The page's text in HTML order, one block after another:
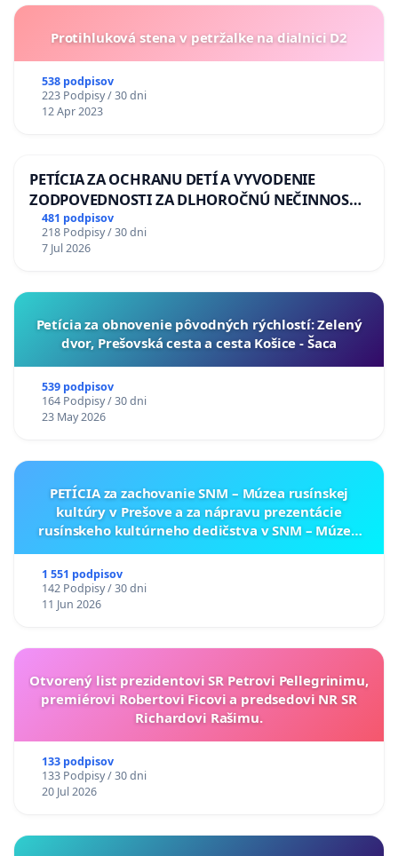
Protihluková stena v petržalke na dialnici D2
538 podpisov
223 Podpisy / 30 dni
12 Apr 2023
PETÍCIA ZA OCHRANU DETÍ A VYVODENIE
ZODPOVEDNOSTI ZA DLHOROČNÚ NEČINNOSŤ
A ZLYHANIE ŠTÁTU
481 podpisov
218 Podpisy / 30 dni
7 Jul 2026
​Petícia za obnovenie pôvodných rýchlostí: Zelený
dvor, Prešovská cesta a cesta Košice - Šaca
539 podpisov
164 Podpisy / 30 dni
23 May 2026
PETÍCIA za zachovanie SNM – Múzea rusínskej
kultúry v Prešove a za nápravu prezentácie
rusínskeho kultúrneho dedičstva v SNM – Múzeu
1 551 podpisov
142 Podpisy / 30 dni
11 Jun 2026
Otvorený list prezidentovi SR Petrovi Pellegrinimu,
premiérovi Robertovi Ficovi a predsedovi NR SR
Richardovi Rašimu.
133 podpisov
133 Podpisy / 30 dni
20 Jul 2026